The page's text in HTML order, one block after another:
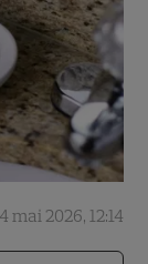
mai 2026, 12:14